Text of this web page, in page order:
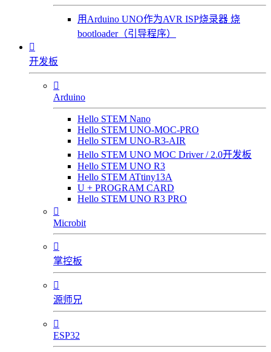
用Arduino UNO作为AVR ISP烧录器 烧
bootloader（引导程序）

开发板

Arduino
Hello STEM Nano
Hello STEM UNO-MOC-PRO
Hello STEM UNO-R3-AIR
Hello STEM UNO MOC Driver / 2.0开发板
Hello STEM UNO R3
Hello STEM ATtiny13A
U + PROGRAM CARD
Hello STEM UNO R3 PRO

Microbit

掌控板

源师兄

ESP32